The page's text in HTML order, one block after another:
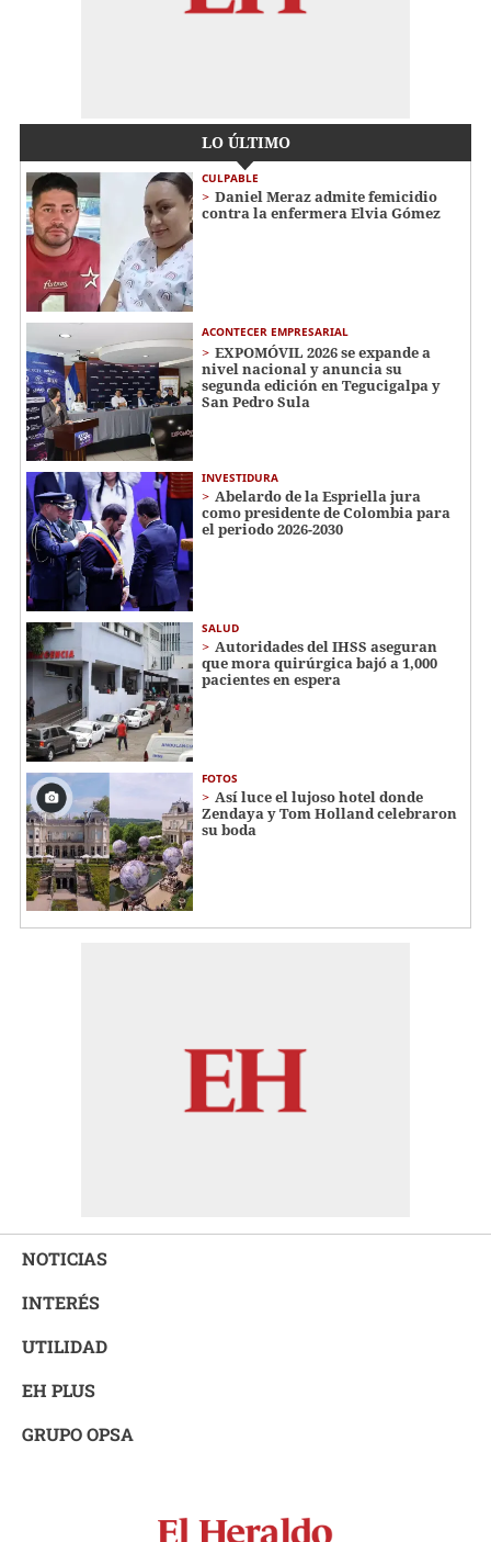
LO ÚLTIMO
CULPABLE
Daniel Meraz admite femicidio
contra la enfermera Elvia Gómez
ACONTECER EMPRESARIAL
EXPOMÓVIL 2026 se expande a
nivel nacional y anuncia su
segunda edición en Tegucigalpa y
San Pedro Sula
INVESTIDURA
Abelardo de la Espriella jura
como presidente de Colombia para
el periodo 2026-2030
SALUD
Autoridades del IHSS aseguran
que mora quirúrgica bajó a 1,000
pacientes en espera
FOTOS
Así luce el lujoso hotel donde
Zendaya y Tom Holland celebraron
su boda
NOTICIAS
INTERÉS
UTILIDAD
EH PLUS
GRUPO OPSA